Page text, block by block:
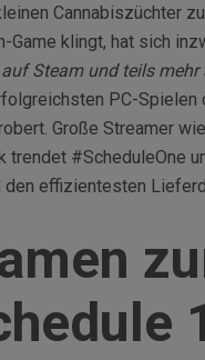
Cannabiszüchter
Game klingt, hat sich
Steam und teils mehr
PC-Spielen
Große Streamer wie
trendet #ScheduleOne
den effizientesten